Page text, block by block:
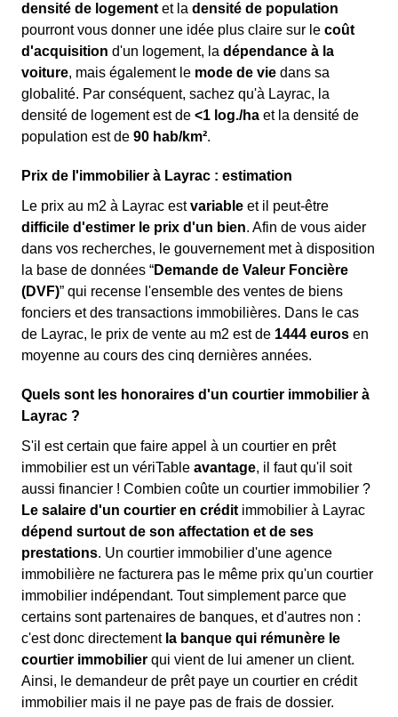
densité de logement et la densité de population
pourront vous donner une idée plus claire sur le coût
d'acquisition d'un logement, la dépendance à la
voiture, mais également le mode de vie dans sa
globalité. Par conséquent, sachez qu'à Layrac, la
densité de logement est de <1 log./ha et la densité de
population est de 90 hab/km².
Prix de l'immobilier à Layrac : estimation
Le prix au m2 à Layrac estvariable et il peut-être
difficile d'estimer le prix d'un bien. Afin de vous aider
dans vos recherches, le gouvernement met à disposition
la base de données “Demande de Valeur Foncière
(DVF)” qui recense l'ensemble des ventes de biens
fonciers et des transactions immobilières. Dans le cas
de Layrac, le prix de vente au m2 est de 1444 euros en
moyenne au cours des cinq dernières années.
Quels sont les honoraires d'un courtier immobilier à
Layrac ?
S'il est certain que faire appel à un courtier en prêt
immobilier est un vériTable avantage, il faut qu'il soit
aussi financier ! Combien coûte un courtier immobilier ?
Le salaire d'un courtier en crédit immobilier à Layrac
dépend surtout de son affectation et de ses
prestations. Un courtier immobilier d'une agence
immobilière ne facturera pas le même prix qu'un courtier
immobilier indépendant. Tout simplement parce que
certains sont partenaires de banques, et d'autres non :
c'est donc directement la banque qui rémunère le
courtier immobilier qui vient de lui amener un client.
Ainsi, le demandeur de prêt paye un courtier en crédit
immobilier mais il ne paye pas de frais de dossier.